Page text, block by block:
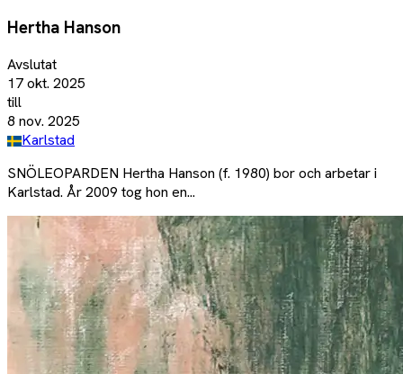
Hertha Hanson
Avslutat
17 okt. 2025
till
8 nov. 2025
Karlstad
SNÖLEOPARDEN Hertha Hanson (f. 1980) bor och arbetar i
Karlstad. År 2009 tog hon en...